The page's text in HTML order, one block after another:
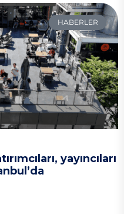
HABERLER
yayıncıları